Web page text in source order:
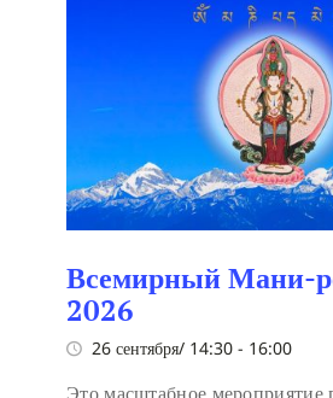
Всемирный Мани-
2026
26 сентября/ 14:30 - 16:00